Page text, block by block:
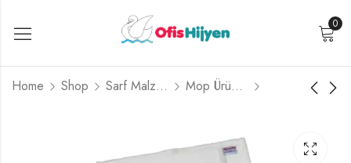
0
Home Shop Sarf Malzemeler Mop Ürünleri
KGCY-1136 Mikrofiber
Mop 60 CM
KGCY-1138 Zincirdikiş
Orlon Mop 50 CM